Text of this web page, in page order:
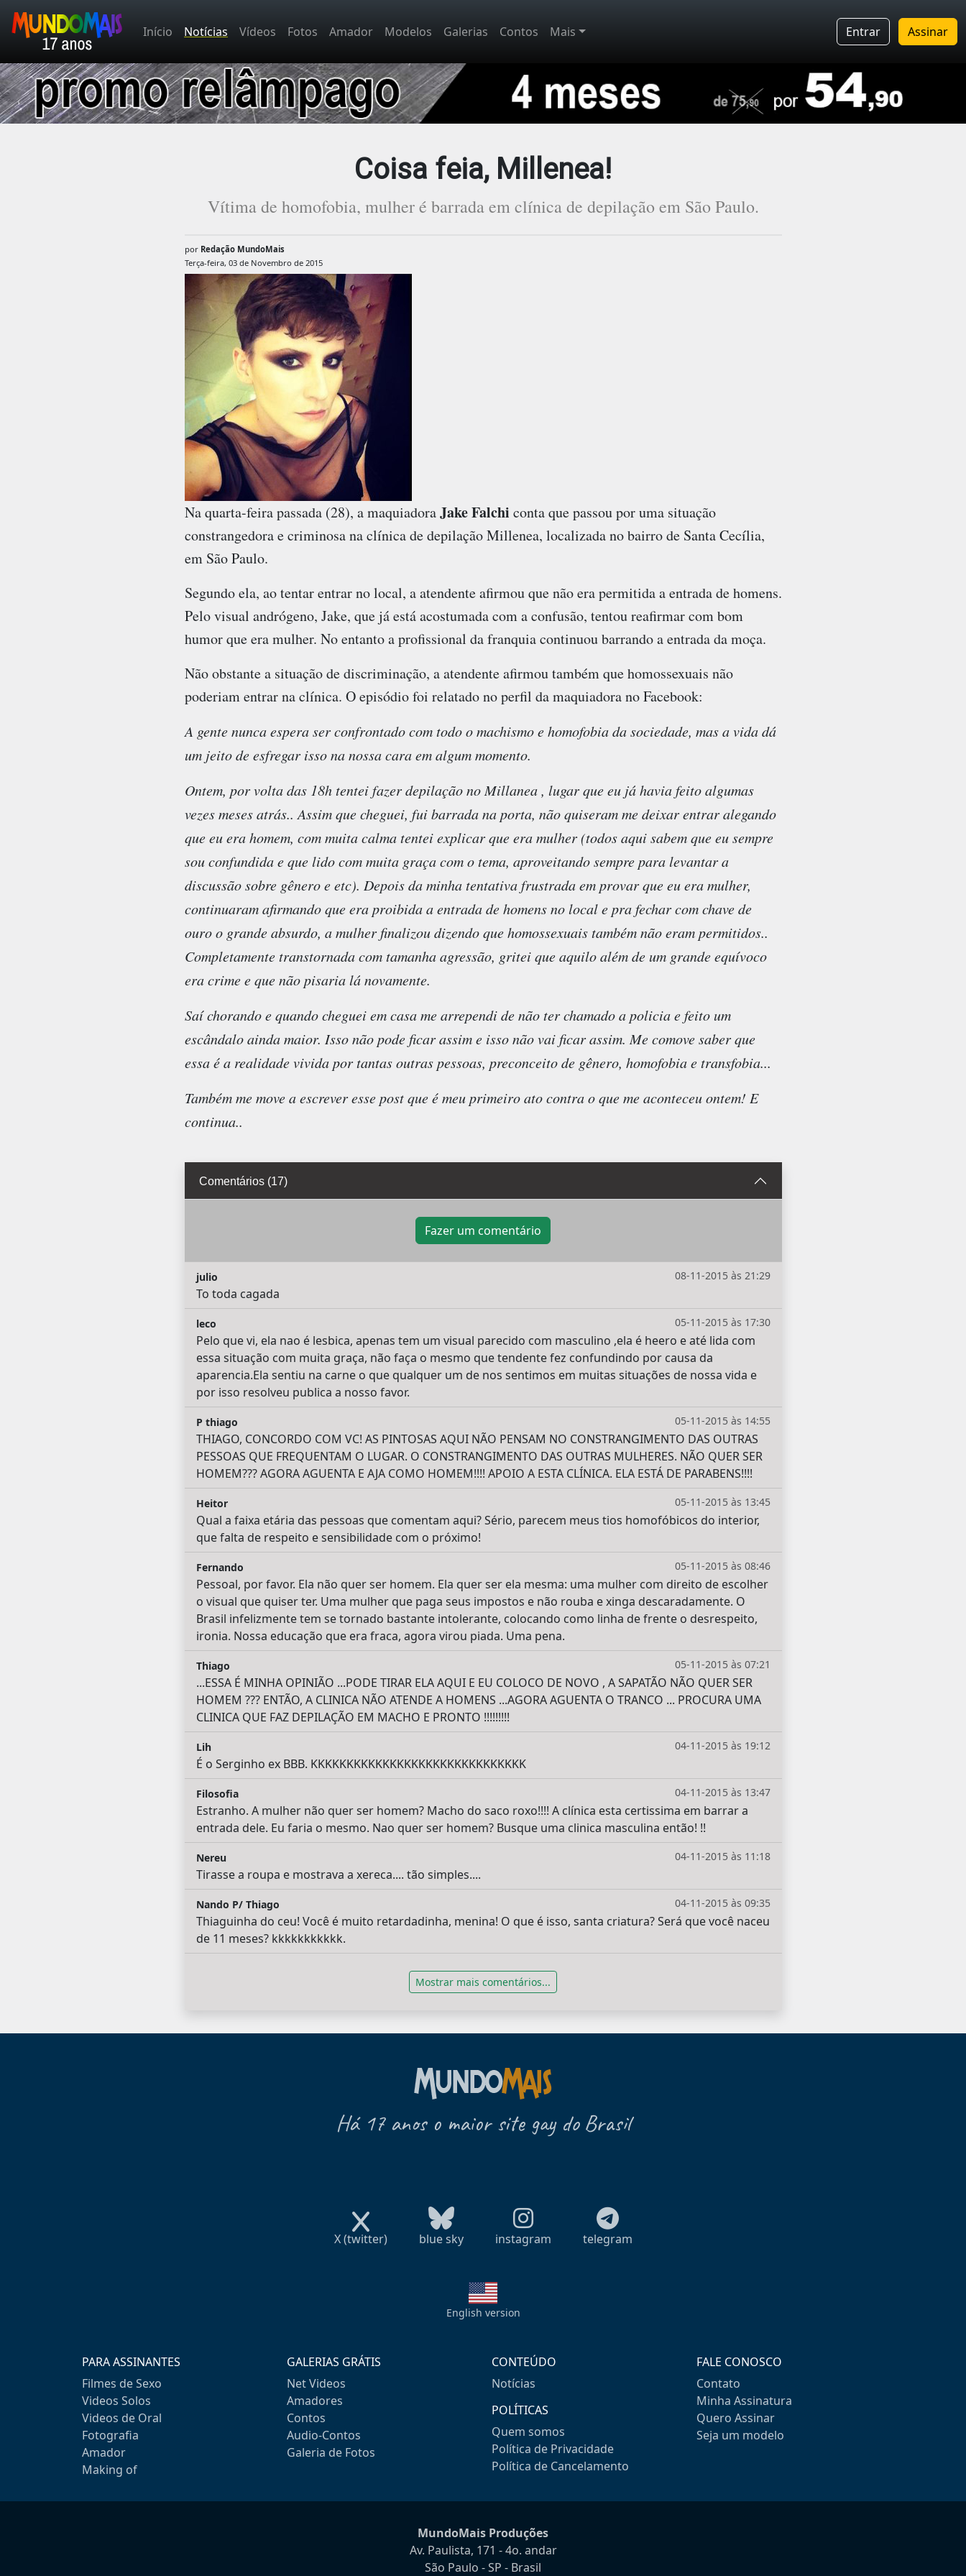
Início Notícias Vídeos Fotos Amador Modelos Galerias Contos Mais Entrar Assinar
Coisa feia, Millenea!
Vítima de homofobia, mulher é barrada em clínica de depilação em São Paulo.
por Redação MundoMais
Terça-feira, 03 de Novembro de 2015
Na quarta-feira passada (28), a maquiadoraJake Falchi conta que passou por uma situação
constrangedora e criminosa na clínica de depilação Millenea, localizada no bairro de Santa Cecília,
em São Paulo.
Segundo ela, ao tentar entrar no local, a atendente afirmou que não era permitida a entrada de homens.
Pelo visual andrógeno, Jake, que já está acostumada com a confusão, tentou reafirmar com bom
humor que era mulher. No entanto a profissional da franquia continuou barrando a entrada da moça.
Não obstante a situação de discriminação, a atendente afirmou também que homossexuais não
poderiam entrar na clínica. O episódio foi relatado no perfil da maquiadora no Facebook:
A gente nunca espera ser confrontado com todo o machismo e homofobia da sociedade, mas a vida dá
um jeito de esfregar isso na nossa cara em algum momento.
Ontem, por volta das 18h tentei fazer depilação no Millanea , lugar que eu já havia feito algumas
vezes meses atrás.. Assim que cheguei, fui barrada na porta, não quiseram me deixar entrar alegando
que eu era homem, com muita calma tentei explicar que era mulher (todos aqui sabem que eu sempre
sou confundida e que lido com muita graça com o tema, aproveitando sempre para levantar a
discussão sobre gênero e etc). Depois da minha tentativa frustrada em provar que eu era mulher,
continuaram afirmando que era proibida a entrada de homens no local e pra fechar com chave de
ouro o grande absurdo, a mulher finalizou dizendo que homossexuais também não eram permitidos..
Completamente transtornada com tamanha agressão, gritei que aquilo além de um grande equívoco
era crime e que não pisaria lá novamente.
Saí chorando e quando cheguei em casa me arrependi de não ter chamado a policia e feito um
escândalo ainda maior. Isso não pode ficar assim e isso não vai ficar assim. Me comove saber que
essa é a realidade vivida por tantas outras pessoas, preconceito de gênero, homofobia e transfobia...
Também me move a escrever esse post que é meu primeiro ato contra o que me aconteceu ontem! E
continua..
Comentários (17)
Fazer um comentário
08-11-2015 às 21:29
julio
To toda cagada
05-11-2015 às 17:30
leco
Pelo que vi, ela nao é lesbica, apenas tem um visual parecido com masculino ,ela é heero e até lida com
essa situação com muita graça, não faça o mesmo que tendente fez confundindo por causa da
aparencia.Ela sentiu na carne o que qualquer um de nos sentimos em muitas situações de nossa vida e
por isso resolveu publica a nosso favor.
05-11-2015 às 14:55
P thiago
THIAGO, CONCORDO COM VC! AS PINTOSAS AQUI NÃO PENSAM NO CONSTRANGIMENTO DAS OUTRAS
PESSOAS QUE FREQUENTAM O LUGAR. O CONSTRANGIMENTO DAS OUTRAS MULHERES. NÃO QUER SER
HOMEM??? AGORA AGUENTA E AJA COMO HOMEM!!!! APOIO A ESTA CLÍNICA. ELA ESTÁ DE PARABENS!!!!
05-11-2015 às 13:45
Heitor
Qual a faixa etária das pessoas que comentam aqui? Sério, parecem meus tios homofóbicos do interior,
que falta de respeito e sensibilidade com o próximo!
05-11-2015 às 08:46
Fernando
Pessoal, por favor. Ela não quer ser homem. Ela quer ser ela mesma: uma mulher com direito de escolher
o visual que quiser ter. Uma mulher que paga seus impostos e não rouba e xinga descaradamente. O
Brasil infelizmente tem se tornado bastante intolerante, colocando como linha de frente o desrespeito,
ironia. Nossa educação que era fraca, agora virou piada. Uma pena.
05-11-2015 às 07:21
Thiago
...ESSA É MINHA OPINIÃO ...PODE TIRAR ELA AQUI E EU COLOCO DE NOVO , A SAPATÃO NÃO QUER SER
HOMEM ??? ENTÃO, A CLINICA NÃO ATENDE A HOMENS ...AGORA AGUENTA O TRANCO ... PROCURA UMA
CLINICA QUE FAZ DEPILAÇÃO EM MACHO E PRONTO !!!!!!!!!
04-11-2015 às 19:12
Lih
É o Serginho ex BBB. KKKKKKKKKKKKKKKKKKKKKKKKKKKKKK
04-11-2015 às 13:47
Filosofia
Estranho. A mulher não quer ser homem? Macho do saco roxo!!!! A clínica esta certissima em barrar a
entrada dele. Eu faria o mesmo. Nao quer ser homem? Busque uma clinica masculina então! !!
04-11-2015 às 11:18
Nereu
Tirasse a roupa e mostrava a xereca.... tão simples....
04-11-2015 às 09:35
Nando P/ Thiago
Thiaguinha do ceu! Você é muito retardadinha, menina! O que é isso, santa criatura? Será que você naceu
de 11 meses? kkkkkkkkkkk.
Mostrar mais comentários...
Há 17 anos o maior site gay do Brasil
X (twitter) blue sky instagram telegram
English version
PARA ASSINANTES
Filmes de Sexo
Videos Solos
Videos de Oral
Fotografia
Amador
Making of
GALERIAS GRÁTIS
Net Videos
Amadores
Contos
Audio-Contos
Galeria de Fotos
CONTEÚDO
Notícias
POLÍTICAS
Quem somos
Política de Privacidade
Política de Cancelamento
FALE CONOSCO
Contato
Minha Assinatura
Quero Assinar
Seja um modelo
MundoMais Produções
Av. Paulista, 171 - 4o. andar
São Paulo - SP - Brasil